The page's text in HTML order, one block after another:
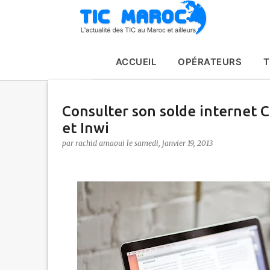
ACCUEIL OPÉRATEURS
Consulter son solde internet
et Inwi
par rachid amaoui le samedi, janvier 19, 2013